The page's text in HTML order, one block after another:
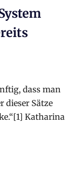
dass man
dieser Sätze
Katharina